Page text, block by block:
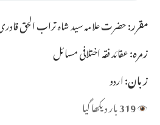
مقرر:حضرت علامہ سید شاہ تراب الحق قادری
زمرہ:عقائد فقہ اختلافی مسائل
زبان:اردو
319بار دیکھا گیا